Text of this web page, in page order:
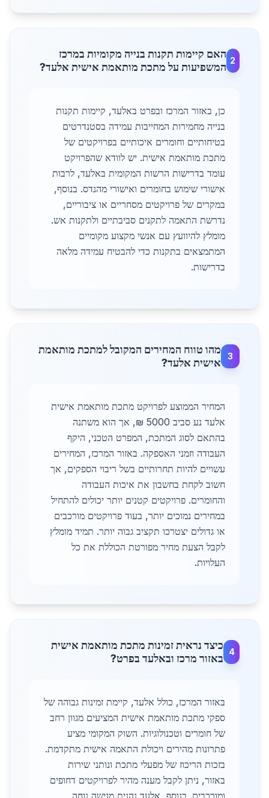
2
האם קיימות תקנות בנייה מקומיות במרכז
המשפיעות על מתכת מותאמת אישית אלעד?
כן, באזור המרכז ובפרט באלעד, קיימות תקנות
בנייה מחמירות המחייבות עמידה בסטנדרטים
בטיחותיים וחומרים איכותיים בפרויקטים של
מתכת מותאמת אישית. יש לוודא שהפרויקט
עומד בדרישות הרשות המקומית באלעד, לרבות
אישורי שימוש בחומרים ואישורי מהנדס. בנוסף,
במקרים של פרויקטים מסחריים או ציבוריים,
נדרשת התאמה לתקנים סביבתיים ולתקנות אש.
מומלץ להיוועץ עם אנשי מקצוע מקומיים
המתמצאים בתקנות כדי להבטיח עמידה מלאה
בדרישות.
3
מהו טווח המחירים המקובל למתכת מותאמת
אישית אלעד?
המחיר הממוצע לפרויקט מתכת מותאמת אישית
אלעד נע סביב 5000 ₪, אך הוא משתנה
בהתאם לסוג המתכת, המפרט הטכני, היקף
העבודה וזמני האספקה. באזור המרכז, המחירים
עשויים להיות תחרותיים בשל ריבוי הספקים, אך
חשוב לקחת בחשבון את איכות העבודה
והחומרים. פרויקטים קטנים יותר יכולים להתחיל
במחירים נמוכים יותר, בעוד פרויקטים מורכבים
או גדולים יצטרכו תקציב גבוה יותר. תמיד מומלץ
לקבל הצעת מחיר מפורטת הכוללת את כל
העלויות.
4
כיצד נראית זמינות מתכת מותאמת אישית
באזור מרכז ובאלעד בפרט?
באזור המרכז, כולל אלעד, קיימת זמינות גבוהה של
ספקי מתכת מותאמת אישית המציעים מגוון רחב
של חומרים וטכנולוגיות. השוק המקומי מציע
פתרונות מהירים ויכולת התאמה אישית מתקדמת.
בזכות הריכוז של מפעלי מתכת ונותני שירות
באזור, ניתן לקבל מענה מהיר לפרויקטים דחופים
ומורכבים. בנוסף, אלעד נהנית מגישה נוחה